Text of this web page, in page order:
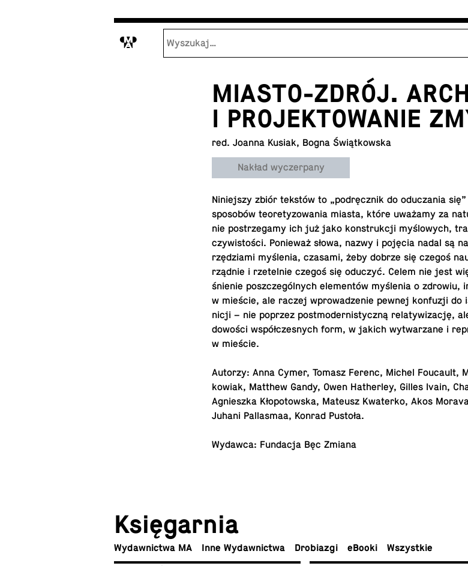
M
MIASTO-ZDRÓJ.
I PROJEKTOWANIE
red. Joanna Kusiak, Bogna Świątkowska
Nakład wyczerpany
Ni­niej­szy zbiór tekstów to „pod­ręcz­nik do od­ucza­nia
spo­so­bów teo­re­ty­zo­wa­nia miasta, które uważamy za
nie po­strze­ga­my ich już jako kon­struk­cji my­ślo­wych,
czy­wi­sto­ści. Po­nie­waż słowa, nazwy i pojęcia nadal są
rzę­dzia­mi my­śle­nia, czasami, żeby dobrze się czegoś
rząd­nie i rze­tel­nie czegoś się oduczyć. Celem nie jest
śnie­nie po­szcze­gól­nych ele­men­tów my­śle­nia o
w mieście, ale raczej wpro­wa­dze­nie pewnej kon­fu­zji
ni­cji – nie poprzez post­mo­der­ni­stycz­ną re­la­ty­wi­za­cję,
do­wo­ści współ­cze­snych form, w jakich wy­twa­rza­ne i
w mieście.
Autorzy: Anna Cymer, Tomasz Ferenc, Michel Fo­ucault,
ko­wiak, Matthew Gandy, Owen Ha­ther­ley, Gilles Ivain,
Agniesz­ka Kło­po­tow­ska, Mateusz Kwa­ter­ko, Akos
Juhani Pal­la­smaa, Konrad Pustoła.
Wydawca: Fun­da­cja Bęc Zmiana
Księ­gar­nia
Wy­daw­nic­twa MA Inne Wydawnictwa Dro­bia­zgi eBooki Wszyst­kie